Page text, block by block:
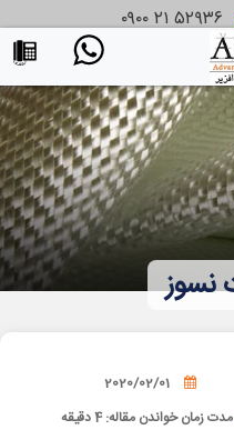
۰۹۰۰ ۲۱ ۵۲۹۳۶
نسوز
2020/02/01
مدت زمان خواندن مقاله: 4 دقیقه